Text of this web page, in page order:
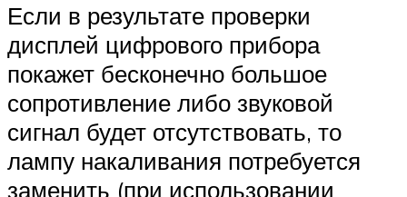
Если в результате проверки
дисплей цифрового прибора
покажет бесконечно большое
сопротивление либо звуковой
сигнал будет отсутствовать, то
лампу накаливания потребуется
заменить (при использовании